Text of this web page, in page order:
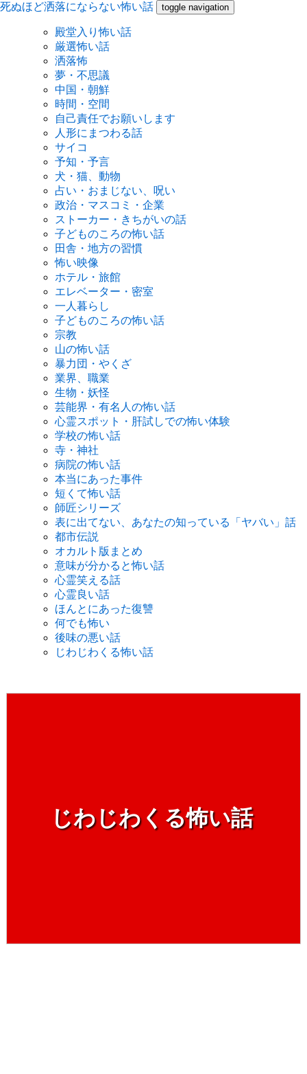
死ぬほど洒落にならない怖い話 toggle navigation
殿堂入り怖い話
厳選怖い話
洒落怖
夢・不思議
中国・朝鮮
時間・空間
自己責任でお願いします
人形にまつわる話
サイコ
予知・予言
犬・猫、動物
占い・おまじない、呪い
政治・マスコミ・企業
ストーカー・きちがいの話
子どものころの怖い話
田舎・地方の習慣
怖い映像
ホテル・旅館
エレベーター・密室
一人暮らし
子どものころの怖い話
宗教
山の怖い話
暴力団・やくざ
業界、職業
生物・妖怪
芸能界・有名人の怖い話
心霊スポット・肝試しでの怖い体験
学校の怖い話
寺・神社
病院の怖い話
本当にあった事件
短くて怖い話
師匠シリーズ
表に出てない、あなたの知っている「ヤバい」話
都市伝説
オカルト版まとめ
意味が分かると怖い話
心霊笑える話
心霊良い話
ほんとにあった復讐
何でも怖い
後味の悪い話
じわじわくる怖い話
じわじわくる怖い話